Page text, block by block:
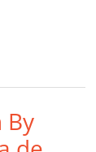
p
ar
By